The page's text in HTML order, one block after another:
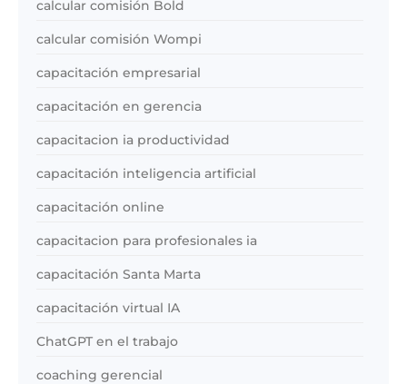
calcular comisión Bold
calcular comisión Wompi
capacitación empresarial
capacitación en gerencia
capacitacion ia productividad
capacitación inteligencia artificial
capacitación online
capacitacion para profesionales ia
capacitación Santa Marta
capacitación virtual IA
ChatGPT en el trabajo
coaching gerencial